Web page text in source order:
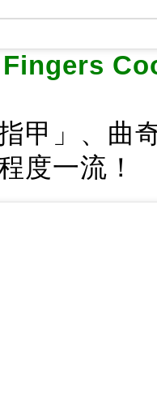
甲」、曲
度一流！